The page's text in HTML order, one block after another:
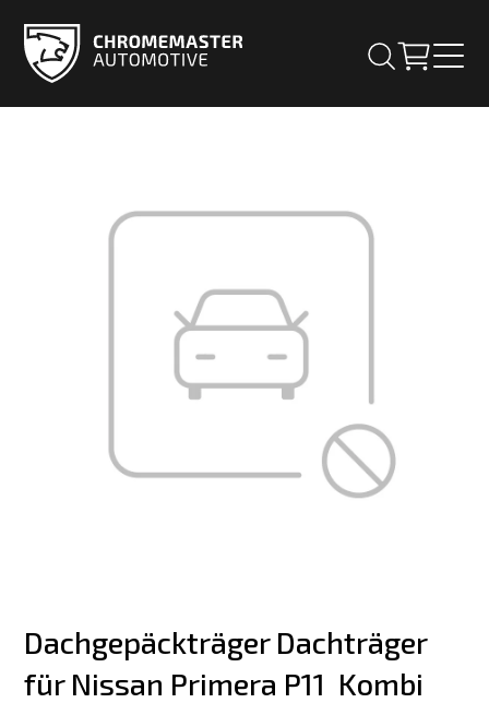
Dachgepäckträger Dachträger
für Nissan Primera P11  Kombi